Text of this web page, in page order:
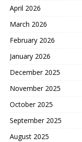
April 2026
March 2026
February 2026
January 2026
December 2025
November 2025
October 2025
September 2025
August 2025